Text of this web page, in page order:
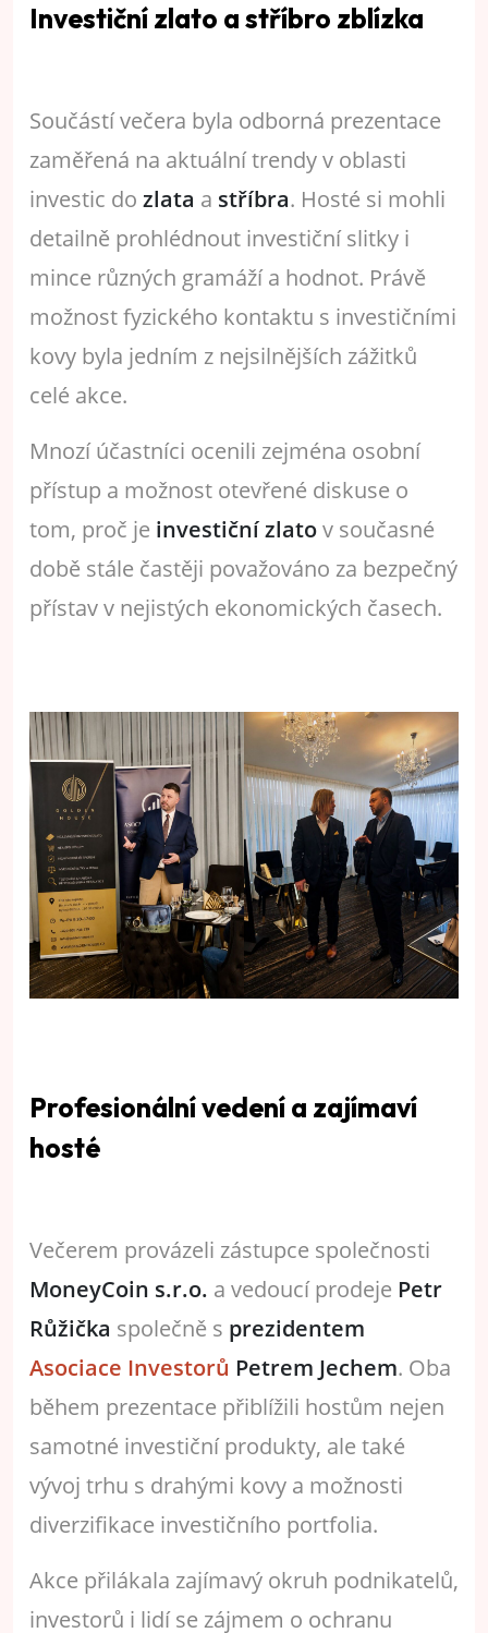
Investiční zlato a stříbro zblízka
Součástí večera byla odborná prezentace
zaměřená na aktuální trendy v oblasti
investic do zlata a stříbra. Hosté si mohli
detailně prohlédnout investiční slitky i
mince různých gramáží a hodnot. Právě
možnost fyzického kontaktu s investičními
kovy byla jedním z nejsilnějších zážitků
celé akce.
Mnozí účastníci ocenili zejména osobní
přístup a možnost otevřené diskuse o
tom, proč je investiční zlatov současné
době stále častěji považováno za bezpečný
přístav v nejistých ekonomických časech.
Profesionální vedení a zajímaví
hosté
Večerem provázeli zástupce společnosti
MoneyCoin s.r.o. a vedoucí prodeje Petr
Růžička společně s prezidentem
Asociace Investorů Petrem Jechem. Oba
během prezentace přiblížili hostům nejen
samotné investiční produkty, ale také
vývoj trhu s drahými kovy a možnosti
diverzifikace investičního portfolia.
Akce přilákala zajímavý okruh podnikatelů,
investorů i lidí se zájmem o ochranu